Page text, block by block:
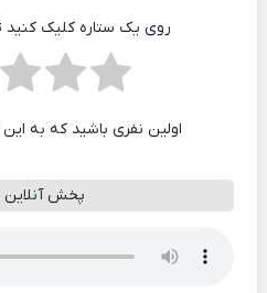
روی یک ستاره کلیک کنید
اولین نفری باشید که به
پخش